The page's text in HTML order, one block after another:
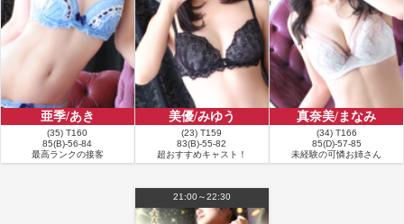
りがとうございました！！
■お客様の名前：Y様
満足度：★★★★★
コメント：スケジュールが合わず少し時間が空いてしまいましたが、ご無沙汰
していたことを感じさせない対応で、とても楽しく過ごせました。
お客様の名前：K様
満足度：★★★★★
コメント：7月最後の莉愛さん指名。今日は90分コースということで、いつも
よりゆっくりイチャイチャできるぞ！と楽しみにしていましたが、終わってみ
近黒系の服が多いので「黒の方がスタイルよく見えるから？」と聞いたとこ
ろ、まさにその通りとのこと。いやいや、黒じゃなくても十分スタイルいいん
亜季/あき
(35) T160
85(B)-56-84
最高ランクの接客
美優/みゆう
(23) T159
83(B)-55-82
超おすすめキャスト！
真奈美/まなみ
(34) T166
85(D)-57-85
未経験の可憐お姉さん
21:00～22:30